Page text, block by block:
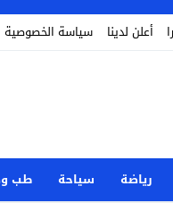
أعلن لدينا سياسة الخصوصية
رياضة سياحة طب